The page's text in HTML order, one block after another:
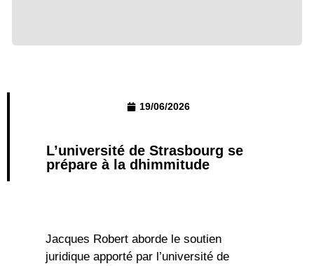
19/06/2026
L’université de Strasbourg se
prépare à la dhimmitude
Jacques Robert aborde le soutien
juridique apporté par l’université de